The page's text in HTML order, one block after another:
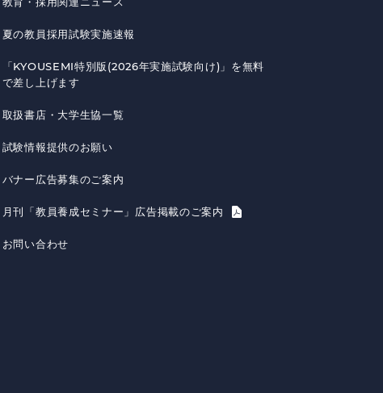
夏の教員採用試験実施速報
「KYOUSEMI特別版(2026年実施試験向け)」を無料
で差し上げます
取扱書店・大学生協一覧
試験情報提供のお願い
バナー広告募集のご案内
月刊「教員養成セミナー」広告掲載のご案内
お問い合わせ